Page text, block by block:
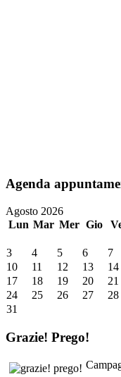
Agenda
Agosto 2026
Lun Mar Mer Gio
3
4 5 6 7
10
11 12 13 14
17
18 19 20 21
24
25 26 27 28
31
Grazie! Prego!